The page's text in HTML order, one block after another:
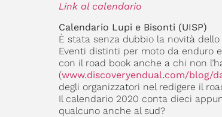
Link al calendario
Calendario Lupi e Bisonti (UISP)
È stata senza dubbio la novità dello
Eventi distinti per moto da enduro
con il road book anche a chi non
(www.discoveryendual.com/blog/
degli organizzatori nel redigere il
Il calendario 2020 conta dieci
qualcuno anche al sud?